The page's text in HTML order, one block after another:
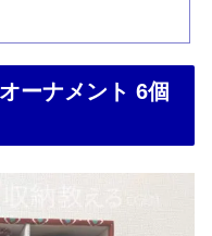
ーナメント 6個